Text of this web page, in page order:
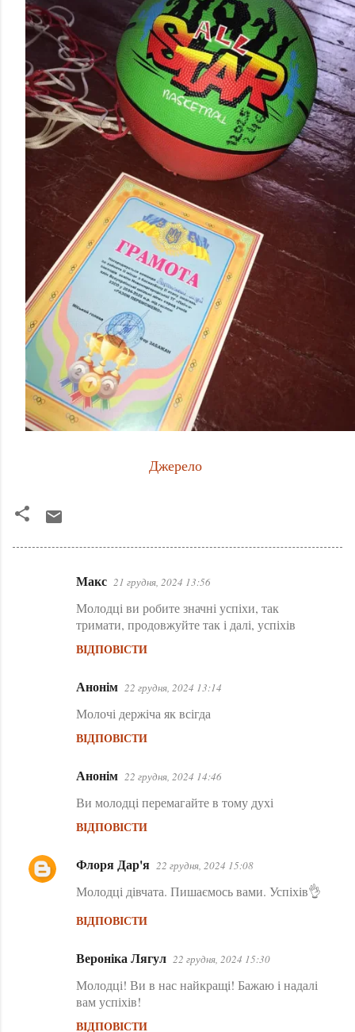
Джерело
Макс 21 грудня, 2024 13:56
Молодці ви робите значні успіхи, так
тримати, продовжуйте так і далі, успіхів
ВІДПОВІСТИ
Анонім 22 грудня, 2024 13:14
Молочі держіча як всігда
ВІДПОВІСТИ
Анонім 22 грудня, 2024 14:46
Ви молодці перемагайте в тому духі
ВІДПОВІСТИ
Флоря Дар'я 22 грудня, 2024 15:08
Молодці дівчата. Пишаємось вами. Успіхів👌
ВІДПОВІСТИ
Вероніка Лягул 22 грудня, 2024 15:30
Молодці! Ви в нас найкращі! Бажаю і надалі
вам успіхів!
ВІДПОВІСТИ